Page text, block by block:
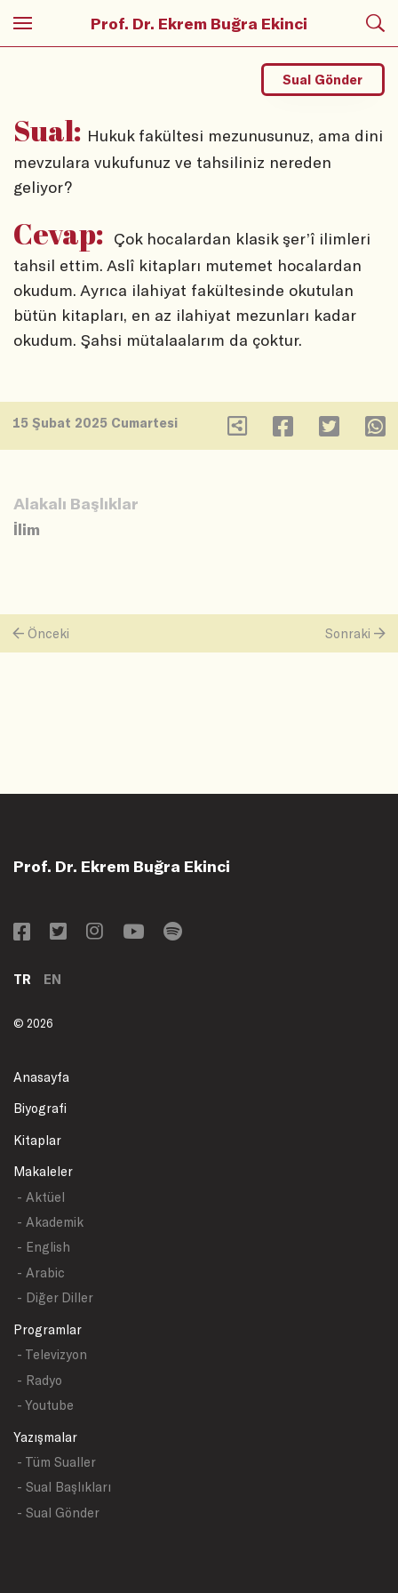
Prof. Dr. Ekrem Buğra Ekinci
Sual: Hukuk fakültesi mezunusunuz, ama dini
mevzulara vukufunuz ve tahsiliniz nereden
geliyor?
Sual Gönder
Cevap: Çok hocalardan klasik şer’î ilimleri
tahsil ettim. Aslî kitapları mutemet hocalardan
okudum. Ayrıca ilahiyat fakültesinde okutulan
bütün kitapları, en az ilahiyat mezunları kadar
okudum. Şahsi mütalaalarım da çoktur.
15 Şubat 2025 Cumartesi
Alakalı Başlıklar
İlim
Önceki Sonraki
Prof. Dr. Ekrem Buğra Ekinci
TR EN
© 2026
Anasayfa
Biyografi
Kitaplar
Makaleler
- Aktüel
- Akademik
- English
- Arabic
- Diğer Diller
Programlar
- Televizyon
- Radyo
- Youtube
Yazışmalar
- Tüm Sualler
- Sual Başlıkları
- Sual Gönder